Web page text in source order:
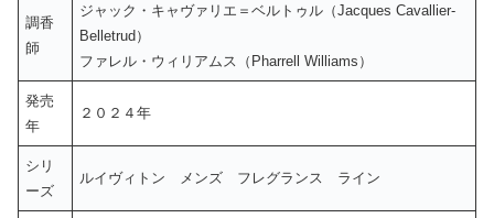
調香
師
ジャック・キャヴァリエ＝ベルトゥル（Jacques Cavallier-
Belletrud）
ファレル・ウィリアムス（Pharrell Williams）
発売
年
２０２４年
シリ
ーズ
ルイヴィトン メンズ フレグランス ライン